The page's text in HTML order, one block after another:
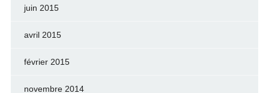
juin 2015
avril 2015
février 2015
novembre 2014